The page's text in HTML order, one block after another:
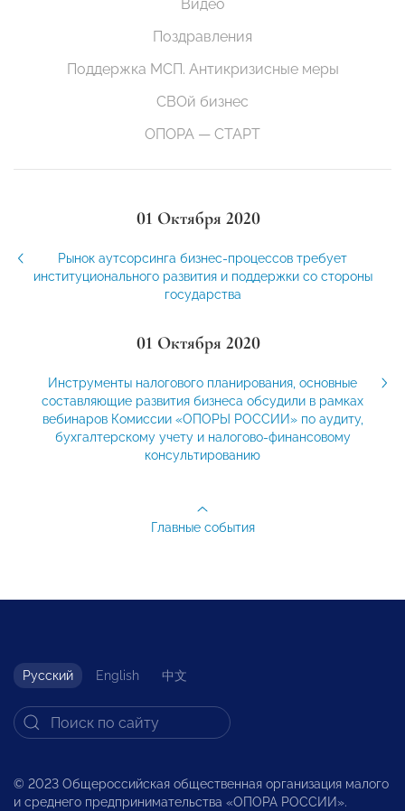
Видео
Поздравления
Поддержка МСП. Антикризисные меры
СВОй бизнес
ОПОРА — СТАРТ
01 Октября 2020
Рынок аутсорсинга бизнес-процессов требует
институционального развития и поддержки со стороны
государства
01 Октября 2020
Инструменты налогового планирования, основные
составляющие развития бизнеса обсудили в рамках
вебинаров Комиссии «ОПОРЫ РОССИИ» по аудиту,
бухгалтерскому учету и налогово-финансовому
консультированию
Главные события
Русский English 中文
© 2023 Общероссийская общественная организация малого
и среднего предпринимательства «ОПОРА РОССИИ».